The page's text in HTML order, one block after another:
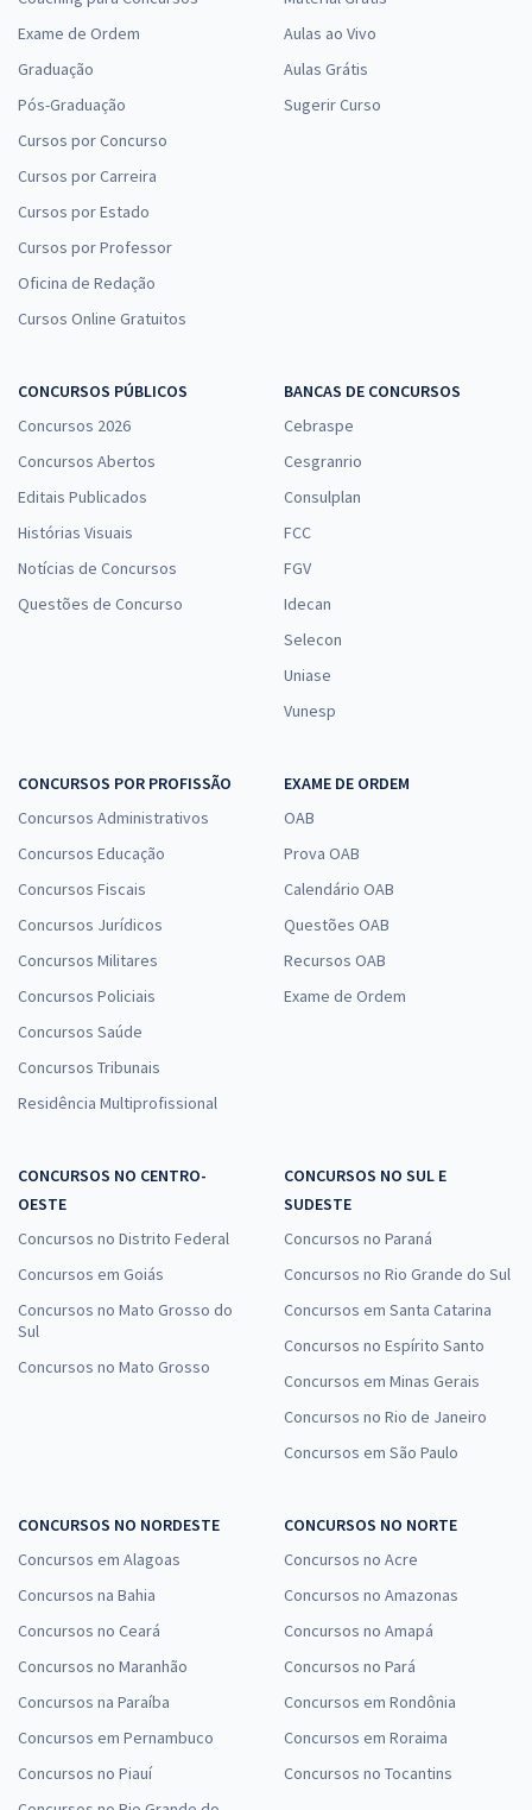
Exame de Ordem
Graduação
Pós-Graduação
Cursos por Concurso
Cursos por Carreira
Cursos por Estado
Cursos por Professor
Oficina de Redação
Cursos Online Gratuitos
Aulas ao Vivo
Aulas Grátis
Sugerir Curso
CONCURSOS PÚBLICOS
Concursos 2026
Concursos Abertos
Editais Publicados
Histórias Visuais
Notícias de Concursos
Questões de Concurso
BANCAS DE CONCURSOS
Cebraspe
Cesgranrio
Consulplan
FCC
FGV
Idecan
Selecon
Uniase
Vunesp
CONCURSOS POR PROFISSÃO
Concursos Administrativos
Concursos Educação
Concursos Fiscais
Concursos Jurídicos
Concursos Militares
Concursos Policiais
Concursos Saúde
Concursos Tribunais
Residência Multiprofissional
EXAME DE ORDEM
OAB
Prova OAB
Calendário OAB
Questões OAB
Recursos OAB
Exame de Ordem
CONCURSOS NO CENTRO-
OESTE
Concursos no Distrito Federal
Concursos em Goiás
Concursos no Mato Grosso do
Sul
Concursos no Mato Grosso
CONCURSOS NO SUL E
SUDESTE
Concursos no Paraná
Concursos no Rio Grande do Sul
Concursos em Santa Catarina
Concursos no Espírito Santo
Concursos em Minas Gerais
Concursos no Rio de Janeiro
Concursos em São Paulo
CONCURSOS NO NORDESTE
Concursos em Alagoas
Concursos na Bahia
Concursos no Ceará
Concursos no Maranhão
Concursos na Paraíba
Concursos em Pernambuco
Concursos no Piauí
CONCURSOS NO NORTE
Concursos no Acre
Concursos no Amazonas
Concursos no Amapá
Concursos no Pará
Concursos em Rondônia
Concursos em Roraima
Concursos no Tocantins